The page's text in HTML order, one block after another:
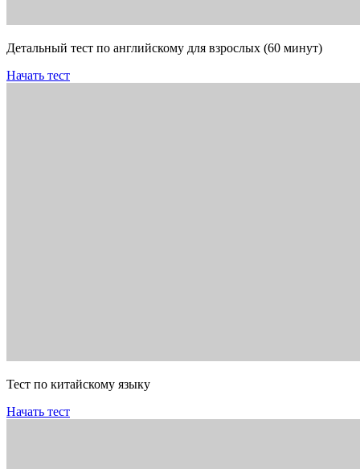
Детальный тест по английскому для взрослых (60 минут)
Начать тест
Тест по китайскому языку
Начать тест